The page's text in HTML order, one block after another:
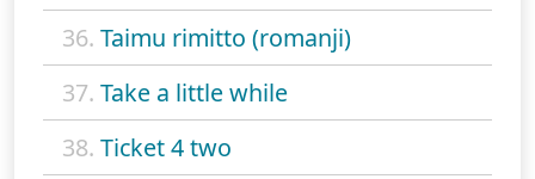
36. Taimu rimitto (romanji)
37. Take a little while
38. Ticket 4 two